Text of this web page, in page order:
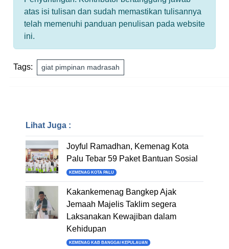
atas isi tulisan dan sudah memastikan tulisannya
telah memenuhi panduan penulisan pada website
ini.
Tags: giat pimpinan madrasah
Lihat Juga :
Joyful Ramadhan, Kemenag Kota
Palu Tebar 59 Paket Bantuan Sosial
KEMENAG KOTA PALU
Kakankemenag Bangkep Ajak
Jemaah Majelis Taklim segera
Laksanakan Kewajiban dalam
Kehidupan
KEMENAG KAB BANGGAI KEPULAUAN